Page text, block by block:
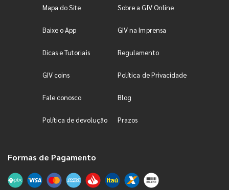
Mapa do Site Sobre a GIV Online
Baixe o App GIV na Imprensa
Dicas e Tutoriais Regulamento
GIV coins Política de Privacidade
Fale conosco Blog
Política de devolução Prazos
Formas de Pagamento